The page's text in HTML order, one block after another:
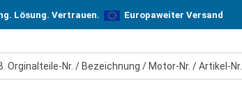
Lösung. Vertrauen. Europaweiter Versand
Hersteller-Qualität, aber zu günstigen